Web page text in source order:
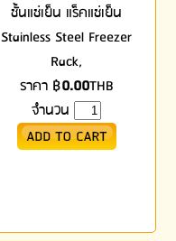
ชั้นแช่เย็น แร็คแช่เย็น
Stainless Steel Freezer
Rack,
ราคา ฿0.00THB
จำนวน